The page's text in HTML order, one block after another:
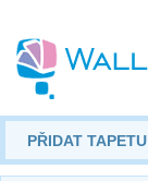
PŘIDAT TAPETU